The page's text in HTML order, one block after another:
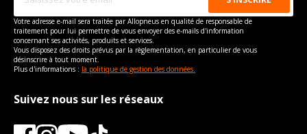
Votre adresse e-mail sera traitée par Allopneus en qualité de responsable de
traitement pour lui permettre de vous envoyer des e-mails d'information
concernant ses activités, produits et services.
Vous disposez des droits prévus par la règlementation, en particulier de vous
désinscrire à tout moment.
Plus d'informations : la politique de gestion des données.
Suivez nous sur les réseaux